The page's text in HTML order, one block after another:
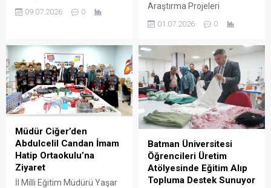
Üniversitesi ile İl Millî Eğitim
Müdürlüğü arasında mesleki
09.07.2026 0
Araştırma Projeleri
yılında 37, 2026 yılının ilk
destek verdi. Desteklerin
önemli bölümü Fen Bilimleri
alanındaki çalışmalara
ayrıldı.
01.07.2026 0
Müdür Ciğer’den
Abdulcelil Candan İmam
Hatip Ortaokulu’na
Ziyaret
İl Milli Eğitim Müdürü Yaşar
Batman Üniversitesi
Öğrencileri Üretim
Atölyesinde Eğitim Alıp
Topluma Destek Sunuyor